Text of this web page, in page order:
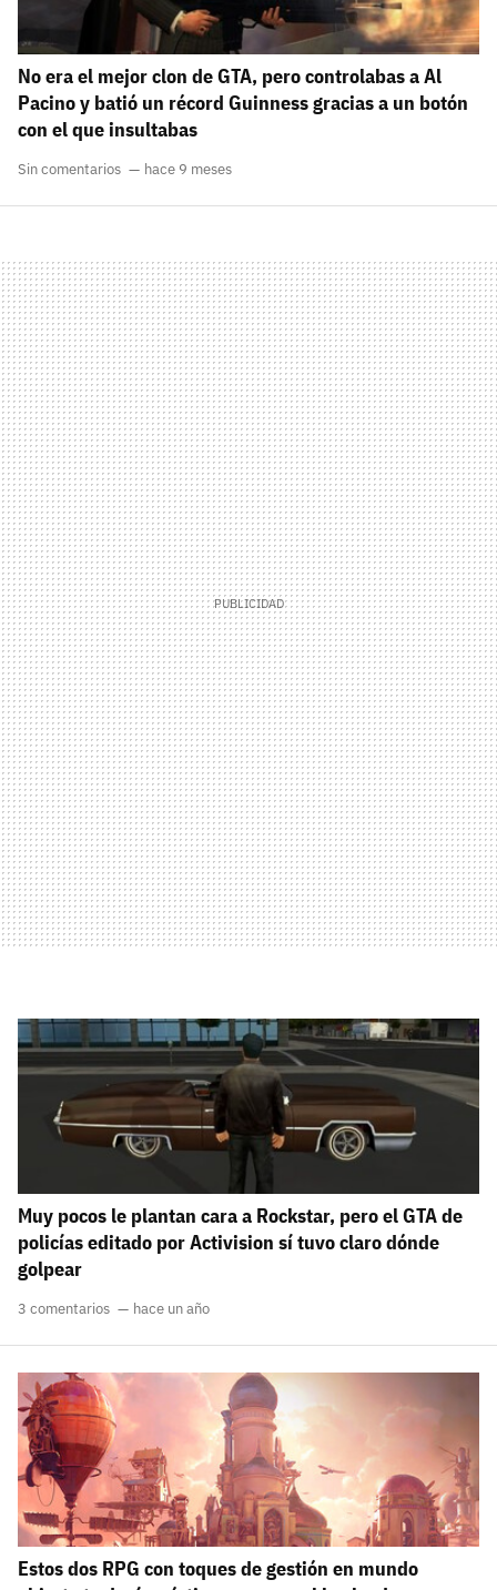
No era el mejor clon de GTA, pero controlabas a Al
Pacino y batió un récord Guinness gracias a un botón
con el que insultabas
Sin comentarios hace 9 meses
Muy pocos le plantan cara a Rockstar, pero el GTA de
policías editado por Activision sí tuvo claro dónde
golpear
3 comentarios hace un año
Estos dos RPG con toques de gestión en mundo